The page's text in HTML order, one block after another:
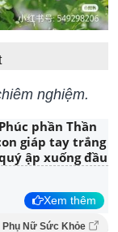
nghiệm.
phần Thần
giáp tay trắng
ập xuống đầu
Xem thêm
Phụ Nữ Sức Khỏe